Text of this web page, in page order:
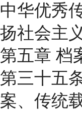
中华优秀
扬社会主
第五章 档
第三十五
案、传统